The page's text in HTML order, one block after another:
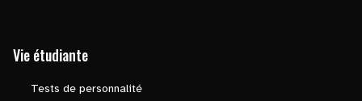
Vie étudiante
Tests de personnalité